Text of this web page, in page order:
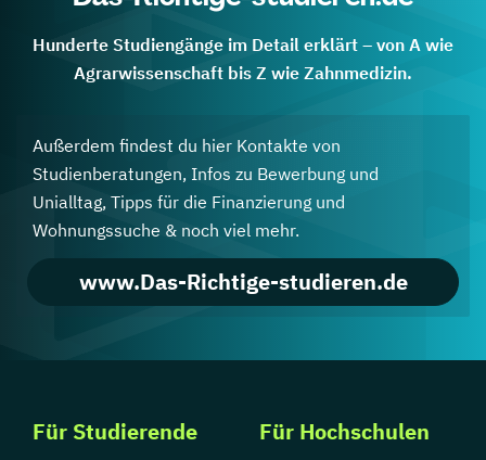
Hunderte Studiengänge im Detail erklärt – von A wie
Agrarwissenschaft bis Z wie Zahnmedizin.
Außerdem findest du hier Kontakte von
Studienberatungen, Infos zu Bewerbung und
Unialltag, Tipps für die Finanzierung und
Wohnungssuche & noch viel mehr.
www.Das-Richtige-studieren.de
Für Studierende Für Hochschulen